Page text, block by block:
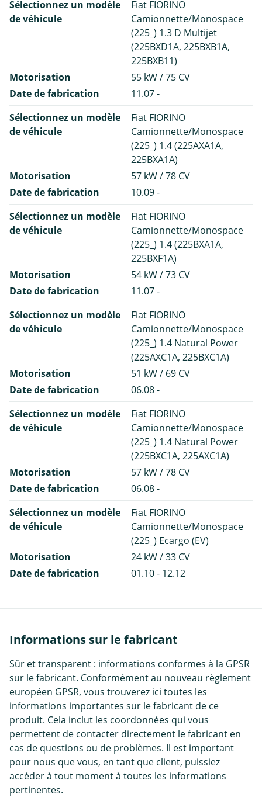
Sélectionnez un modèle
de véhicule
Fiat FIORINO
Camionnette/Monospace
(225_) 1.3 D Multijet
(225BXD1A, 225BXB1A,
225BXB11)
Motorisation
55 kW / 75 CV
Date de fabrication
11.07 -
Sélectionnez un modèle
de véhicule
Fiat FIORINO
Camionnette/Monospace
(225_) 1.4 (225AXA1A,
225BXA1A)
Motorisation
57 kW / 78 CV
Date de fabrication
10.09 -
Sélectionnez un modèle
de véhicule
Fiat FIORINO
Camionnette/Monospace
(225_) 1.4 (225BXA1A,
225BXF1A)
Motorisation
54 kW / 73 CV
Date de fabrication
11.07 -
Sélectionnez un modèle
de véhicule
Fiat FIORINO
Camionnette/Monospace
(225_) 1.4 Natural Power
(225AXC1A, 225BXC1A)
Motorisation
51 kW / 69 CV
Date de fabrication
06.08 -
Sélectionnez un modèle
de véhicule
Fiat FIORINO
Camionnette/Monospace
(225_) 1.4 Natural Power
(225BXC1A, 225AXC1A)
Motorisation
57 kW / 78 CV
Date de fabrication
06.08 -
Sélectionnez un modèle
de véhicule
Fiat FIORINO
Camionnette/Monospace
(225_) Ecargo (EV)
Motorisation
24 kW / 33 CV
Date de fabrication
01.10 - 12.12
Informations sur le fabricant
Sûr et transparent : informations conformes à la GPSR
sur le fabricant. Conformément au nouveau règlement
européen GPSR, vous trouverez ici toutes les
informations importantes sur le fabricant de ce
produit. Cela inclut les coordonnées qui vous
permettent de contacter directement le fabricant en
cas de questions ou de problèmes. Il est important
pour nous que vous, en tant que client, puissiez
accéder à tout moment à toutes les informations
pertinentes.